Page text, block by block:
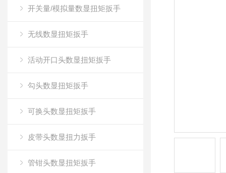
开关量/模拟量数显扭矩扳手
无线数显扭矩扳手
活动开口头数显扭矩扳手
勾头数显扭矩扳手
可换头数显扭矩扳手
皮带头数显扭力扳手
管钳头数显扭矩扳手